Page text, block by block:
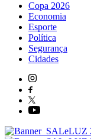
Copa 2026
Economia
Esporte
Política
Segurança
Cidades